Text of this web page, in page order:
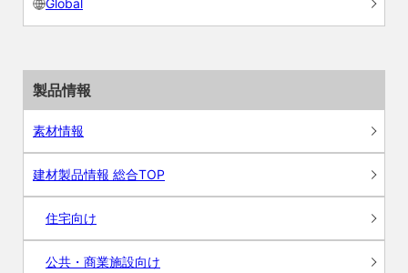
Global
製品情報
素材情報
建材製品情報 総合TOP
住宅向け
公共・商業施設向け